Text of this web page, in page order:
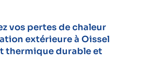
vos pertes de chaleur
extérieure à Oissel
thermique durable et